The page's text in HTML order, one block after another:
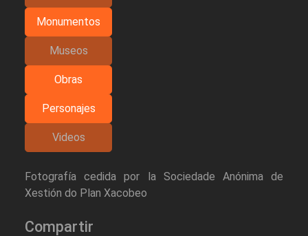
Monumentos
Museos
Obras
Personajes
Videos
Fotografía cedida por la Sociedade Anónima de
Xestión do Plan Xacobeo
Compartir